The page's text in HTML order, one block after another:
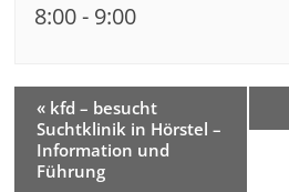
8:00 - 9:00
« kfd – besucht
Suchtklinik in Hörstel –
Information und
Führung